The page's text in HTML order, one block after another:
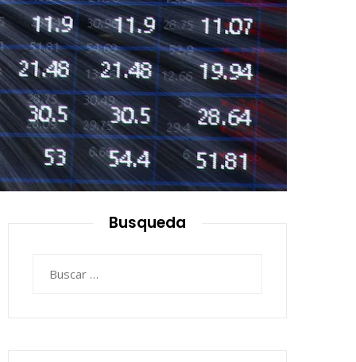
Busqueda